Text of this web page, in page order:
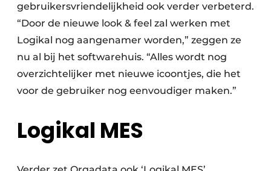
gebruikersvriendelijkheid ook verder verbeterd.
“Door de nieuwe look & feel zal werken met
Logikal nog aangenamer worden,” zeggen ze
nu al bij het softwarehuis. “Alles wordt nog
overzichtelijker met nieuwe icoontjes, die het
voor de gebruiker nog eenvoudiger maken.”
Logikal MES